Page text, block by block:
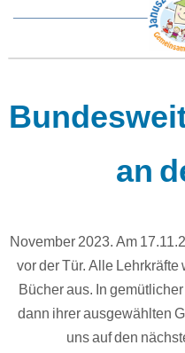
an
November 2023. Am
vor der Tür. Alle
Bücher aus. In
dann ihrer ausgewählten
uns auf den